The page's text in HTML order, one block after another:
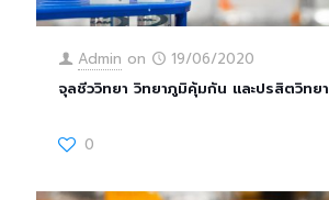
Admin on
19/06/2020
จุลชีววิทยา วิทยาภูมิคุ้มกัน และปรสิตวิทยา
0